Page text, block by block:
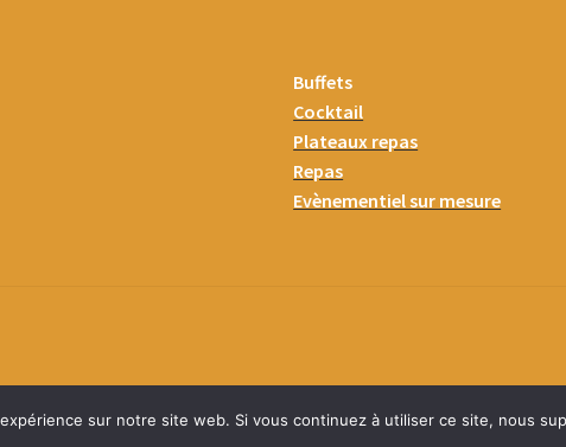
Buffets
Cocktail
Plateaux repas
Repas
Evènementiel sur mesure
sur notre site web. Si vous continuez à utiliser ce site, nous